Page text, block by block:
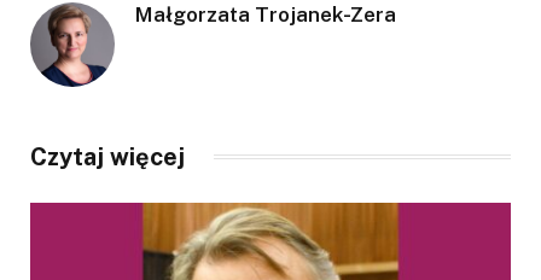
Małgorzata Trojanek-Zera
Czytaj więcej